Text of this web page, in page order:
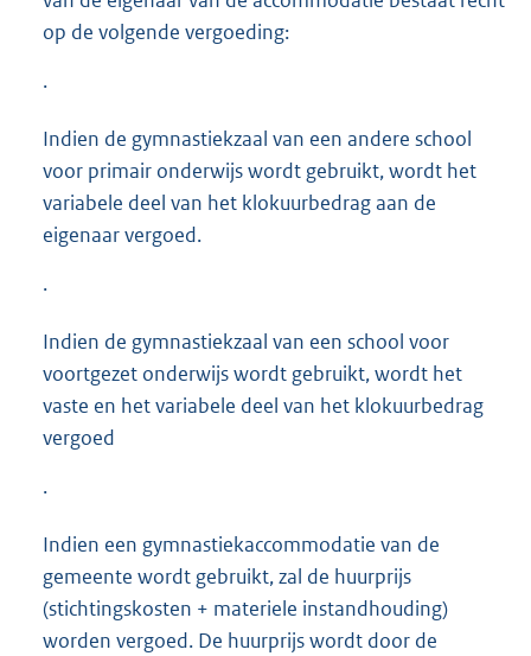
op de volgende vergoeding:
·
Indien de gymnastiekzaal van een andere school
voor primair onderwijs wordt gebruikt, wordt het
variabele deel van het klokuurbedrag aan de
eigenaar vergoed.
·
Indien de gymnastiekzaal van een school voor
voortgezet onderwijs wordt gebruikt, wordt het
vaste en het variabele deel van het klokuurbedrag
vergoed
·
Indien een gymnastiekaccommodatie van de
gemeente wordt gebruikt, zal de huurprijs
(stichtingskosten + materiele instandhouding)
worden vergoed. De huurprijs wordt door de